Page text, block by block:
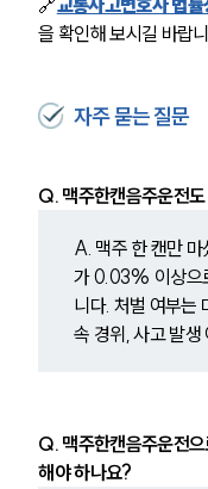
을 확인해 보시길 바랍
자주 묻는 질문
Q. 맥주한캔음주운전
A. 맥주 한 캔만
가 0.03% 이상으
니다. 처벌 여부는
속 경위, 사고 발생
Q. 맥주한캔음주운전
해야 하나요?